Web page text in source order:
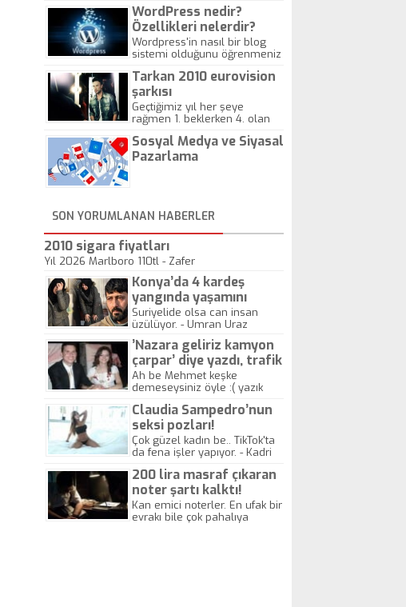
WordPress nedir?
Özellikleri nelerdir?
Wordpress'in nasıl bir blog
sistemi olduğunu öğrenmeniz
Tarkan 2010 eurovision
şarkısı
Geçtiğimiz yıl her şeye
rağmen 1. beklerken 4. olan
gösterisinin bu yarışmada
önemli olmadığını anlamıştır.
Sosyal Medya ve Siyasal
Pazarlama
SON YORUMLANAN HABERLER
2010 sigara fiyatları
Yıl 2026 Marlboro 110tl - Zafer
Konya’da 4 kardeş
yangında yaşamını
yitirdi
Suriyelide olsa can insan
üzülüyor. - Umran Uraz
’Nazara geliriz kamyon
çarpar’ diye yazdı, trafik
kazasında öldü!
Ah be Mehmet keşke
demeseysiniz öyle :( yazık
Claudia Sampedro’nun
seksi pozları!
Çok güzel kadın be.. TikTok'ta
da fena işler yapıyor. - Kadri
200 lira masraf çıkaran
noter şartı kalktı!
Kan emici noterler. En ufak bir
evrakı bile çok pahalıya